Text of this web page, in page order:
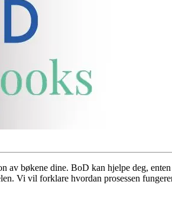
av bøkene dine. BoD kan hjelpe deg,
Vi vil forklare hvordan prosessen